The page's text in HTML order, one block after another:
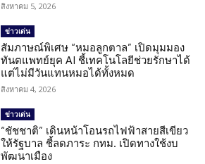
สิงหาคม 5, 2026
ข่าวเด่น
สัมภาษณ์พิเศษ “หมอลูกตาล” เปิดมุมมอง
ทันตแพทย์ยุค AI ชี้เทคโนโลยีช่วยรักษาได้
แต่ไม่มีวันแทนหมอได้ทั้งหมด
สิงหาคม 4, 2026
ข่าวเด่น
“ชัชชาติ” เดินหน้าโอนรถไฟฟ้าสายสีเขียว
ให้รัฐบาล ชี้ลดภาระ กทม. เปิดทางใช้งบ
พัฒนาเมือง